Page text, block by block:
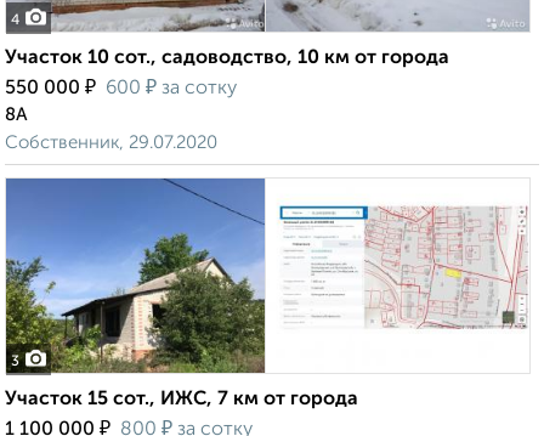
4
Участок 10 сот., садоводство, 10 км от города
550 000 ₽ 600 ₽ за сотку
8А
Собственник, 29.07.2020
3
Участок 15 сот., ИЖС, 7 км от города
1 100 000 ₽ 800 ₽ за сотку